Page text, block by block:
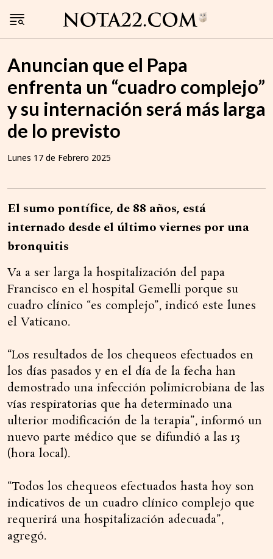
Anuncian que el Papa
enfrenta un “cuadro complejo”
y su internación será más larga
de lo previsto
Lunes 17 de Febrero 2025
El sumo pontífice, de 88 años, está
internado desde el último viernes por una
bronquitis
Va a ser larga la hospitalización del papa
Francisco en el hospital Gemelli porque su
cuadro clínico “es complejo”, indicó este lunes
el Vaticano.
“Los resultados de los chequeos efectuados en
los días pasados y en el día de la fecha han
demostrado una infección polimicrobiana de las
vías respiratorias que ha determinado una
ulterior modificación de la terapia”, informó un
nuevo parte médico que se difundió a las 13
(hora local).
“Todos los chequeos efectuados hasta hoy son
indicativos de un cuadro clínico complejo que
requerirá una hospitalización adecuada”,
agregó.